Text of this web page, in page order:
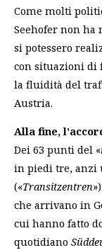
Come molti
Seehofer non ha
si potessero
con situazioni di
la fluidità del
Austria.
Alla fine,
Dei 63 punti del «
in piedi tre, anzi
(«Transitzentren
che arrivano in
cui hanno fatto
quotidiano